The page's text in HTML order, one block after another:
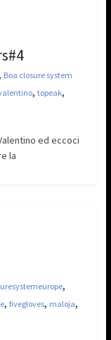
Boa closure system
, topeak,
ed eccoci
la
,
, fivegloves, maloja,